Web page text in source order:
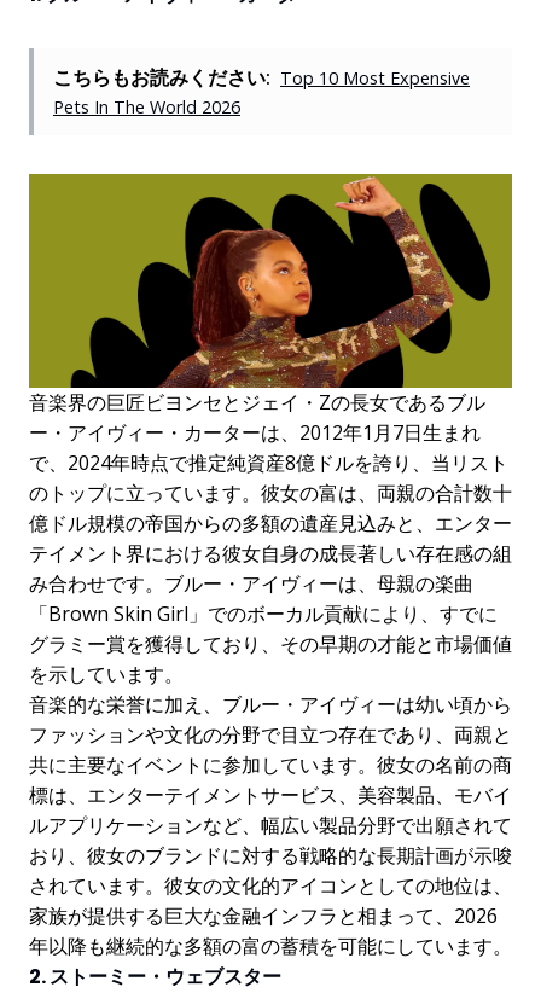
こちらもお読みください: Top 10 Most Expensive
Pets In The World 2026
音楽界の巨匠ビヨンセとジェイ・Zの長女であるブル
ー・アイヴィー・カーターは、2012年1月7日生まれ
で、2024年時点で推定純資産8億ドルを誇り、当リスト
のトップに立っています。彼女の富は、両親の合計数十
億ドル規模の帝国からの多額の遺産見込みと、エンター
テイメント界における彼女自身の成長著しい存在感の組
み合わせです。ブルー・アイヴィーは、母親の楽曲
「Brown Skin Girl」でのボーカル貢献により、すでに
グラミー賞を獲得しており、その早期の才能と市場価値
を示しています。
音楽的な栄誉に加え、ブルー・アイヴィーは幼い頃から
ファッションや文化の分野で目立つ存在であり、両親と
共に主要なイベントに参加しています。彼女の名前の商
標は、エンターテイメントサービス、美容製品、モバイ
ルアプリケーションなど、幅広い製品分野で出願されて
おり、彼女のブランドに対する戦略的な長期計画が示唆
されています。彼女の文化的アイコンとしての地位は、
家族が提供する巨大な金融インフラと相まって、2026
年以降も継続的な多額の富の蓄積を可能にしています。
2. ストーミー・ウェブスター